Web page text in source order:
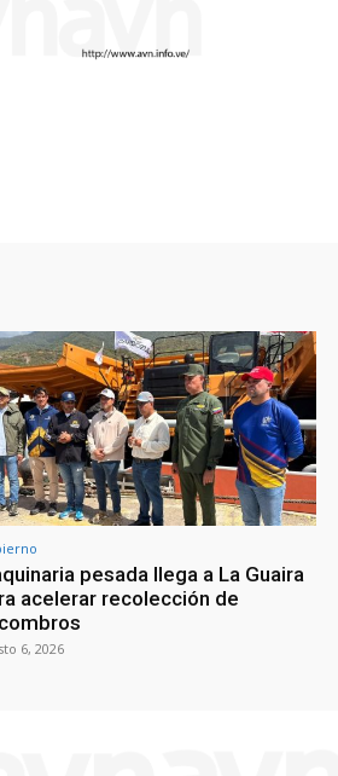
pesada llega a La Guaira
acelerar recolección de
6, 2026